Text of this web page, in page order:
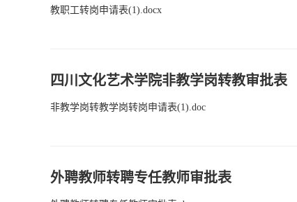
教职工转岗申请表(1).docx
四川文化艺术学院非教学岗转教审批表
非教学岗转教学岗转岗申请表(1).doc
外聘教师转聘专任教师审批表